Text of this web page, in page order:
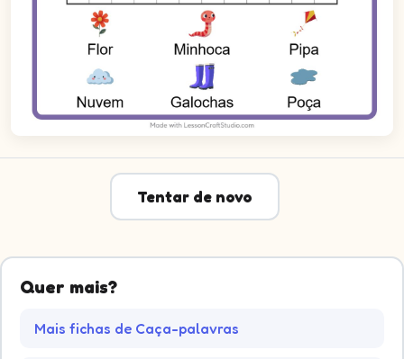
Tentar de novo
Quer mais?
Mais fichas de Caça-palavras